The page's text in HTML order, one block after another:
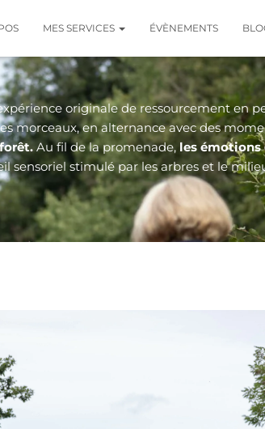
MES SERVICES ÉVÈNEMENTS
originale de ressourcement en
morceaux, en alternance avec des
Au fil de la promenade, les émotions
sensoriel stimulé par les arbres et le